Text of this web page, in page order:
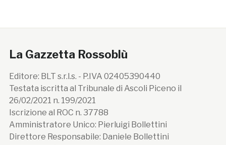
La Gazzetta Rossoblù
Editore: BLT s.r.l.s. - P.IVA 02405390440
Testata iscritta al Tribunale di Ascoli Piceno il
26/02/2021 n. 199/2021
Iscrizione al ROC n. 37788
Amministratore Unico: Pierluigi Bollettini
Direttore Responsabile: Daniele Bollettini